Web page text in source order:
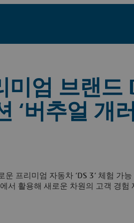
미엄 브랜
‘버추얼 개
프리미엄 자동차 ‘DS 3’ 체험 가능
서 활용해 새로운 차원의 고객 경험